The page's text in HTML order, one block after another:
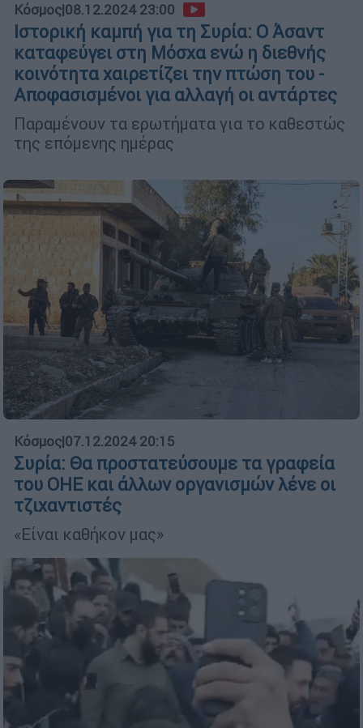
Κόσμος|08.12.2024 23:00
Ιστορική καμπή για τη Συρία: Ο Άσαντ
καταφεύγει στη Μόσχα ενώ η διεθνής
κοινότητα χαιρετίζει την πτώση του -
Αποφασισμένοι για αλλαγή οι αντάρτες
Παραμένουν τα ερωτήματα για το καθεστώς
της επόμενης ημέρας
Κόσμος|07.12.2024 20:15
Συρία: Θα προστατεύσουμε τα γραφεία
του ΟΗΕ και άλλων οργανισμών λένε οι
τζιχαντιστές
«Είναι καθήκον μας»